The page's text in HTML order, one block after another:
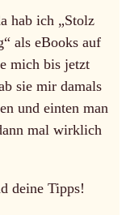
hab ich „Stolz
als eBooks auf
mich bis jetzt
sie mir damals
und einten man
mal wirklich
deine Tipps!